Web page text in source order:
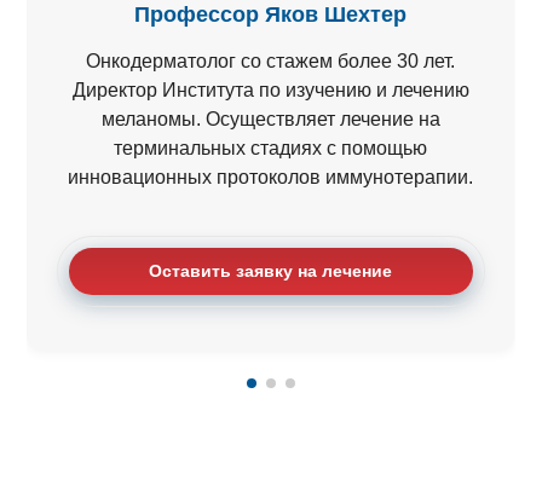
Профессор Яков Шехтер
Онкодерматолог со стажем более 30 лет.
Директор Института по изучению и лечению
меланомы. Осуществляет лечение на
терминальных стадиях с помощью
инновационных протоколов иммунотерапии.
Оставить заявку на лечение